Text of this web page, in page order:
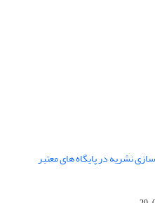
نشریه در پایگاه های معتبر